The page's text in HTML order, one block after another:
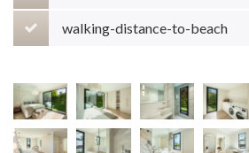
walking-distance-to-beach